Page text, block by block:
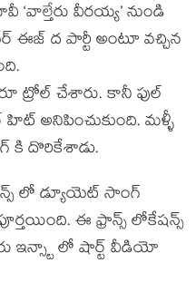
వీరయ్య’ నుండి
ఈజ్ ద పార్టీ అంటూ వచ్చిన
చేశారు. కానీ ఫుల్
అనిపించుకుంది. మళ్ళీ
కి దొరికేశాడు.
లో డ్యూయెట్ సాంగ్
ఈ ఫ్రాన్స్ లోకేషన్స్
ఇన్స్టా లో షార్ట్ వీడియో